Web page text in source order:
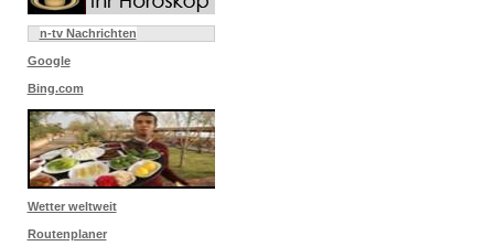
n-tv Nachrichten
Google
Bing.com
Wetter weltweit
Routenplaner